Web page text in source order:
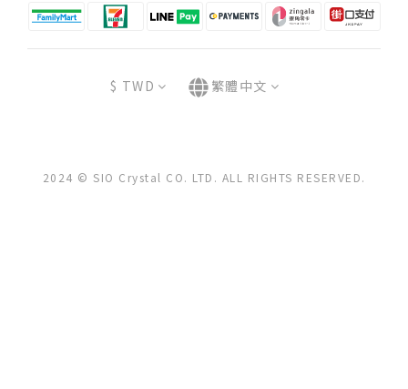
$ TWD 繁體中文
2024 © SIO Crystal CO. LTD. ALL RIGHTS RESERVED.